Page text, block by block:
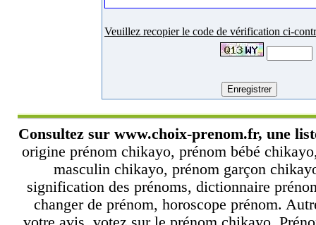
Veuillez recopier le code de vérification ci-
Consultez sur www.choix-prenom.fr, une
origine prénom chikayo, prénom bébé
masculin chikayo, prénom garçon
signification des prénoms, dictionnaire
changer de prénom, horoscope prénom.